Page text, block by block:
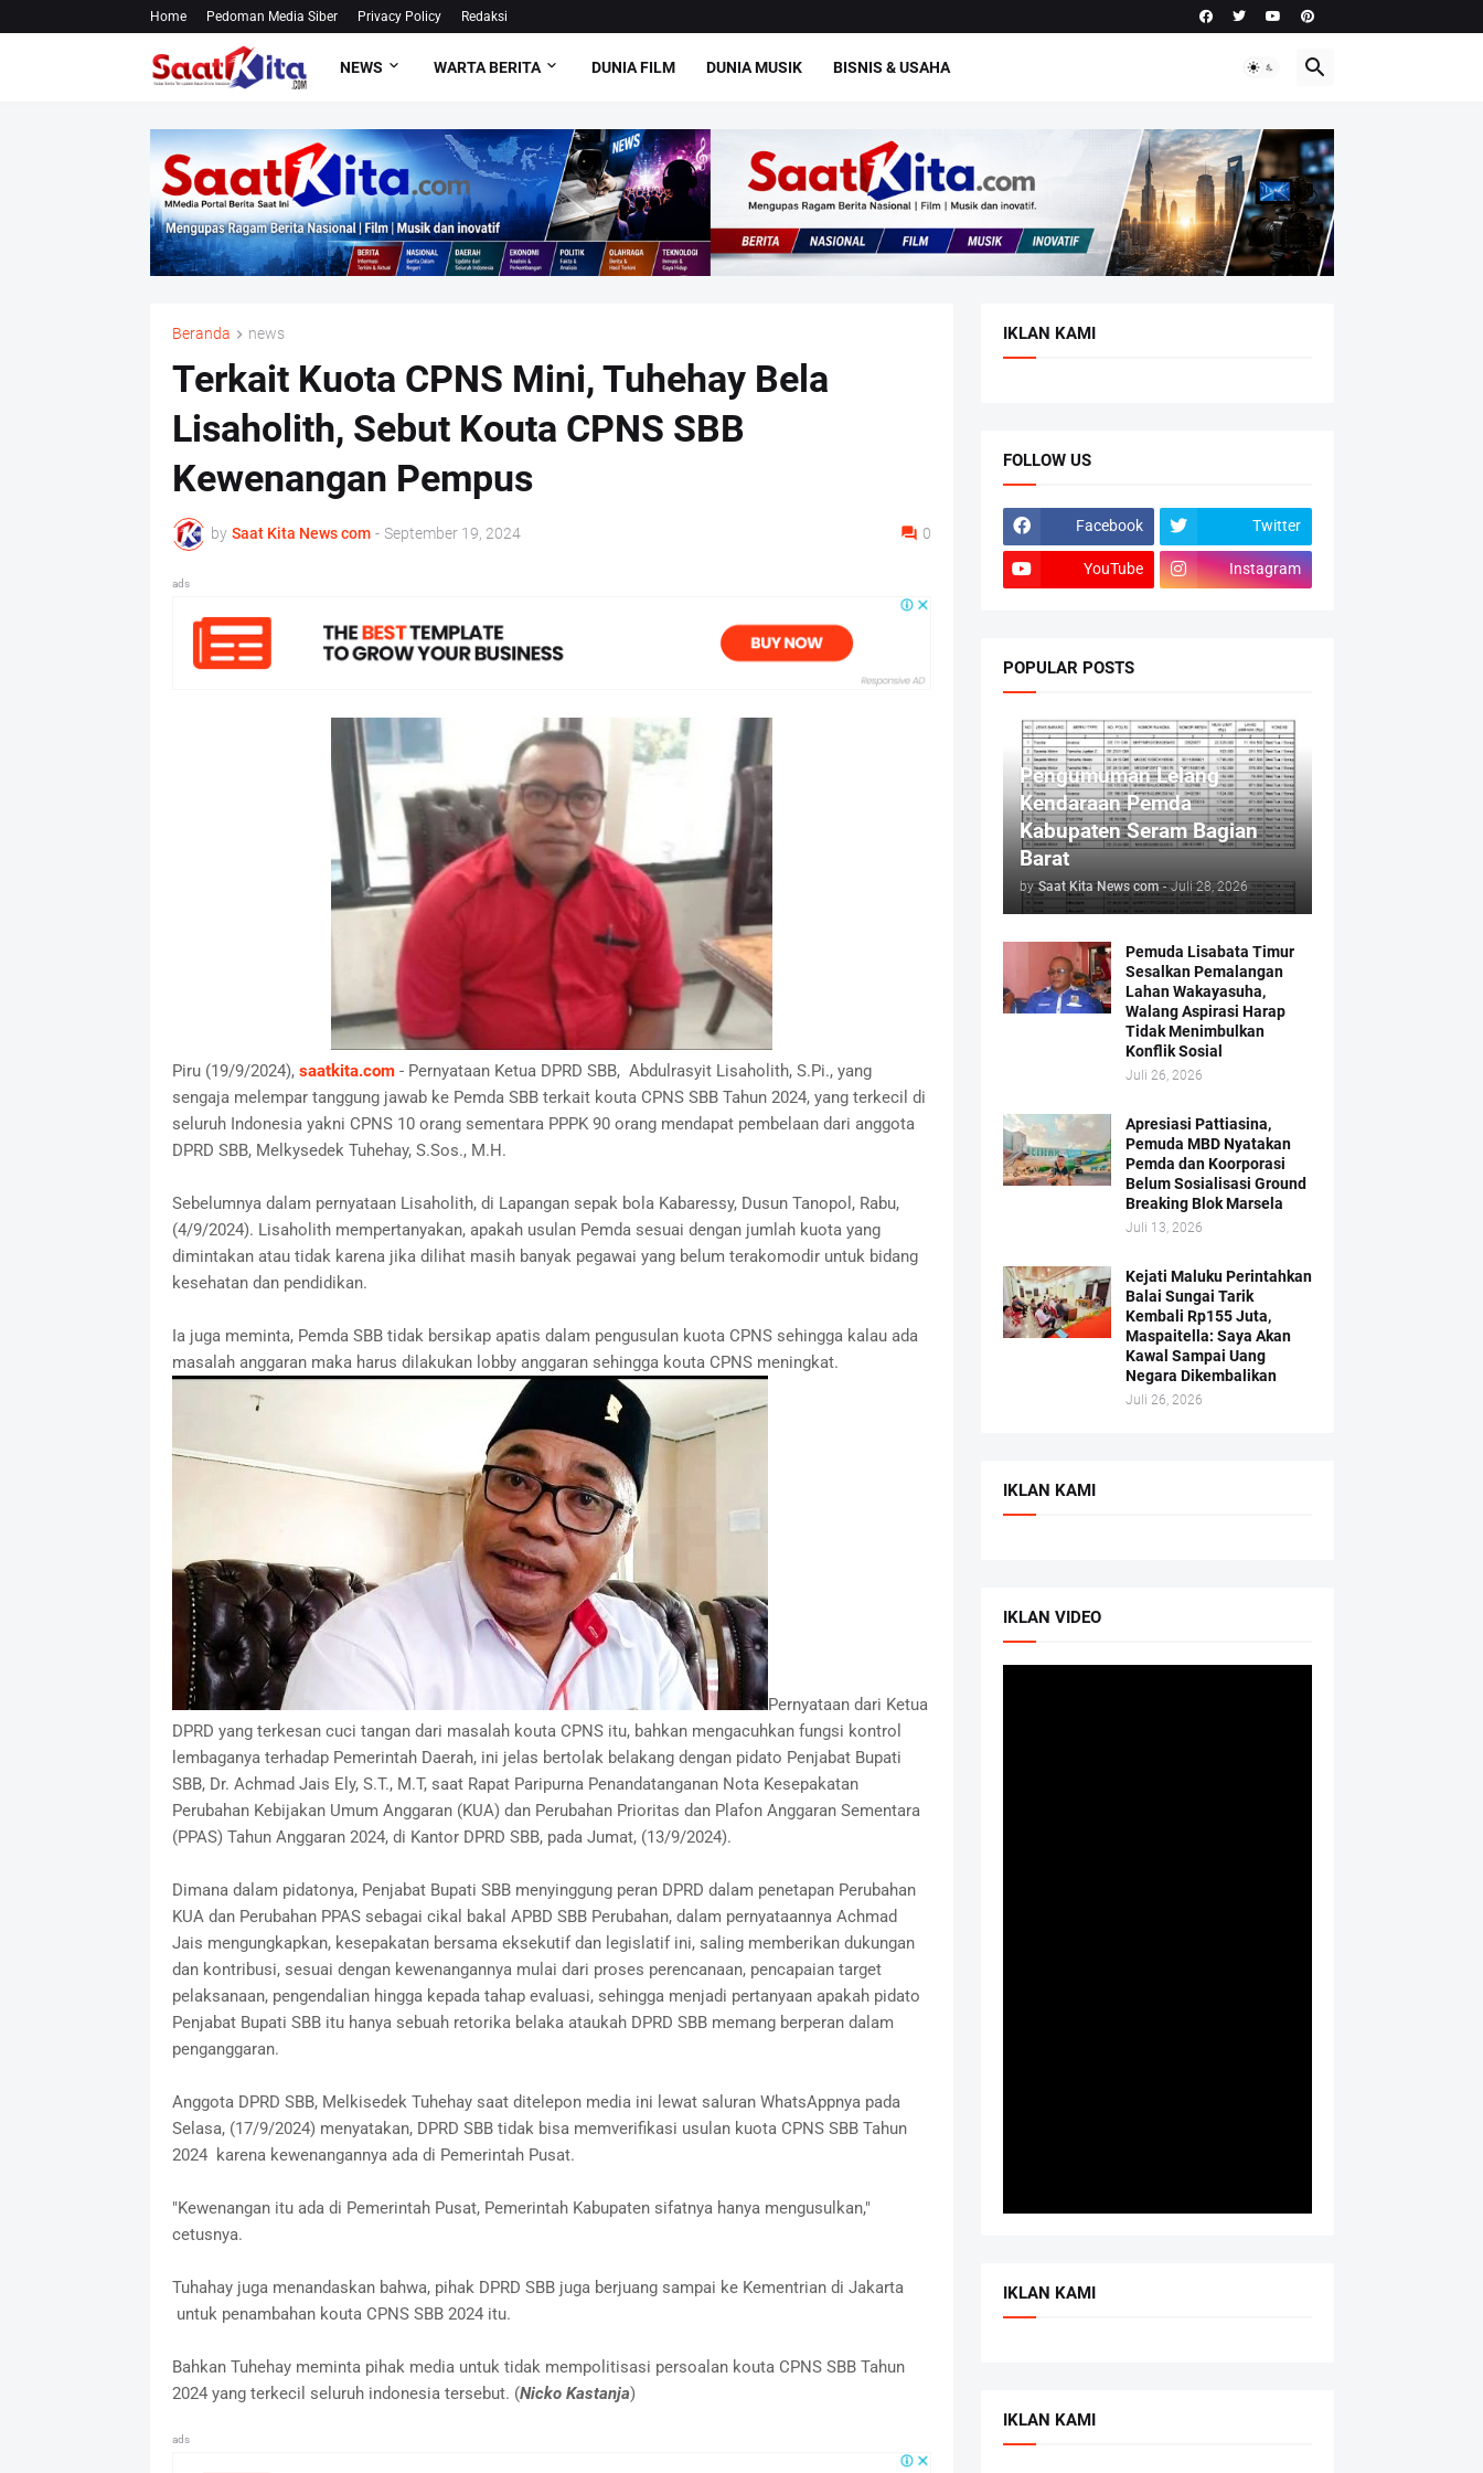
Home Pedoman Media Siber Privacy Policy Redaksi
NEWS WARTA BERITA DUNIA FILM DUNIA MUSIK BISNIS & USAHA
Beranda news
Terkait Kuota CPNS Mini, Tuhehay Bela
Lisaholith, Sebut Kouta CPNS SBB
Kewenangan Pempus
by Saat Kita News com - September 19, 2024 0
ads
Piru (19/9/2024), saatkita.com- Pernyataan Ketua DPRD SBB, Abdulrasyit Lisaholith, S.Pi., yang
sengaja melempar tanggung jawab ke Pemda SBB terkait kouta CPNS SBB Tahun 2024, yang terkecil di
seluruh Indonesia yakni CPNS 10 orang sementara PPPK 90 orang mendapat pembelaan dari anggota
DPRD SBB, Melkysedek Tuhehay, S.Sos., M.H.
Sebelumnya dalam pernyataan Lisaholith, di Lapangan sepak bola Kabaressy, Dusun Tanopol, Rabu,
(4/9/2024). Lisaholith mempertanyakan, apakah usulan Pemda sesuai dengan jumlah kuota yang
dimintakan atau tidak karena jika dilihat masih banyak pegawai yang belum terakomodir untuk bidang
kesehatan dan pendidikan.
Ia juga meminta, Pemda SBB tidak bersikap apatis dalam pengusulan kuota CPNS sehingga kalau ada
masalah anggaran maka harus dilakukan lobby anggaran sehingga kouta CPNS meningkat.
Pernyataan dari Ketua
DPRD yang terkesan cuci tangan dari masalah kouta CPNS itu, bahkan mengacuhkan fungsi kontrol
lembaganya terhadap Pemerintah Daerah, ini jelas bertolak belakang dengan pidato Penjabat Bupati
SBB, Dr. Achmad Jais Ely, S.T., M.T, saat Rapat Paripurna Penandatanganan Nota Kesepakatan
Perubahan Kebijakan Umum Anggaran (KUA) dan Perubahan Prioritas dan Plafon Anggaran Sementara
(PPAS) Tahun Anggaran 2024, di Kantor DPRD SBB, pada Jumat, (13/9/2024).
Dimana dalam pidatonya, Penjabat Bupati SBB menyinggung peran DPRD dalam penetapan Perubahan
KUA dan Perubahan PPAS sebagai cikal bakal APBD SBB Perubahan, dalam pernyataannya Achmad
Jais mengungkapkan, kesepakatan bersama eksekutif dan legislatif ini, saling memberikan dukungan
dan kontribusi, sesuai dengan kewenangannya mulai dari proses perencanaan, pencapaian target
pelaksanaan, pengendalian hingga kepada tahap evaluasi, sehingga menjadi pertanyaan apakah pidato
Penjabat Bupati SBB itu hanya sebuah retorika belaka ataukah DPRD SBB memang berperan dalam
penganggaran.
Anggota DPRD SBB, Melkisedek Tuhehay saat ditelepon media ini lewat saluran WhatsAppnya pada
Selasa, (17/9/2024) menyatakan, DPRD SBB tidak bisa memverifikasi usulan kuota CPNS SBB Tahun
2024 karena kewenangannya ada di Pemerintah Pusat.
"Kewenangan itu ada di Pemerintah Pusat, Pemerintah Kabupaten sifatnya hanya mengusulkan,"
cetusnya.
Tuhahay juga menandaskan bahwa, pihak DPRD SBB juga berjuang sampai ke Kementrian di Jakarta
untuk penambahan kouta CPNS SBB 2024 itu.
Bahkan Tuhehay meminta pihak media untuk tidak mempolitisasi persoalan kouta CPNS SBB Tahun
2024 yang terkecil seluruh indonesia tersebut. (Nicko Kastanja)
ads
IKLAN KAMI
FOLLOW US
Facebook Twitter
YouTube Instagram
POPULAR POSTS
Pengumuman Lelang
Kendaraan Pemda
Kabupaten Seram Bagian
Barat
by Saat Kita News com - Juli 28, 2026
Pemuda Lisabata Timur
Sesalkan Pemalangan
Lahan Wakayasuha,
Walang Aspirasi Harap
Tidak Menimbulkan
Konflik Sosial
Juli 26, 2026
Apresiasi Pattiasina,
Pemuda MBD Nyatakan
Pemda dan Koorporasi
Belum Sosialisasi Ground
Breaking Blok Marsela
Juli 13, 2026
Kejati Maluku Perintahkan
Balai Sungai Tarik
Kembali Rp155 Juta,
Maspaitella: Saya Akan
Kawal Sampai Uang
Negara Dikembalikan
Juli 26, 2026
IKLAN KAMI
IKLAN VIDEO
IKLAN KAMI
IKLAN KAMI